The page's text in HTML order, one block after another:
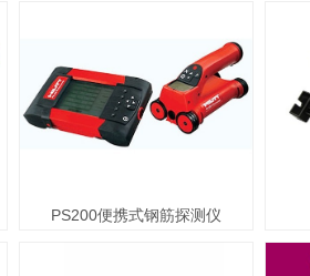
PS200便携式钢筋探测仪